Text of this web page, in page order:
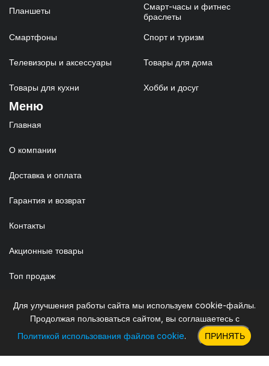
Планшеты
Смарт-часы и фитнес
браслеты
Смартфоны Спорт и туризм
Телевизоры и аксессуары Товары для дома
Товары для кухни Хобби и досуг
Меню
Главная
О компании
Доставка и оплата
Гарантия и возврат
Контакты
Акционные товары
Топ продаж
Корзина
Сравнение
Для улучшения работы сайта мы используем cookie-файлы.
Продолжая пользоваться сайтом, вы соглашаетесь с
Политикой использования файлов cookie. ПРИНЯТЬ